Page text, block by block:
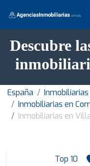
Descubre
España
Inmobiliarias en
Inmobiliarias en
Top 10